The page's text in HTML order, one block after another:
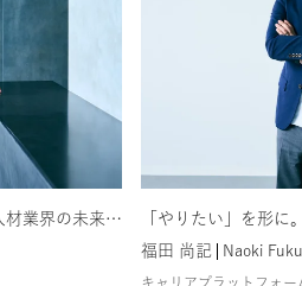
「技術」と「人」の協働で人材業界の未来を創り出す
福田 尚記 Naoki
キャリアプラットフォー